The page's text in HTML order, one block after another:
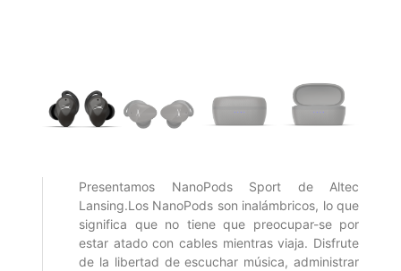
Presentamos NanoPods Sport de Altec
Lansing.Los NanoPods son inalámbricos, lo que
significa que no tiene que preocupar-se por
estar atado con cables mientras viaja. Disfrute
de la libertad de escuchar música, administrar